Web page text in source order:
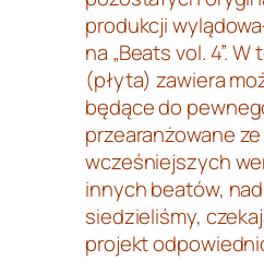
produkcji
na „Beats vol. 4”. W
(płyta) zawiera
będące do
przearanżowane ze
wcześniejszych
innych beatów,
siedzieliśmy,
projekt